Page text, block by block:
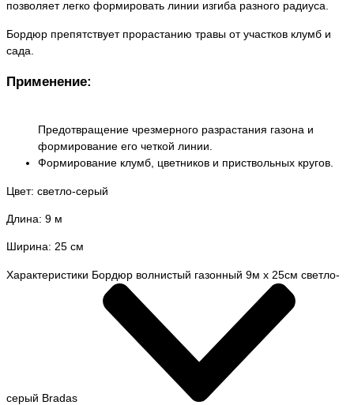
позволяет легко формировать линии изгиба разного радиуса.
Бордюр препятствует прорастанию травы от участков клумб и
сада.
Применение:
Предотвращение чрезмерного разрастания газона и
формирование его четкой линии.
Формирование клумб, цветников и приствольных кругов.
Цвет: светло-серый
Длина: 9 м
Ширина: 25 см
Характеристики Бордюр волнистый газонный 9м х 25см светло-
серый Bradas